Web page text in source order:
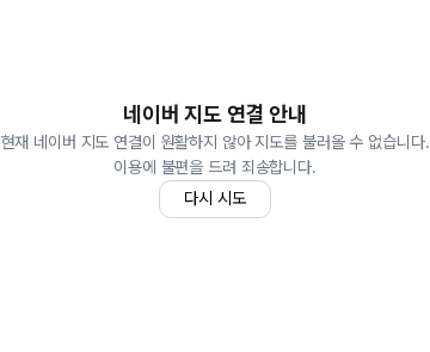
네이버 지도 연결 안내
현재 네이버 지도 연결이 원활하지 않아 지도를 불러올 수 없습니다.
이용에 불편을 드려 죄송합니다.
다시 시도